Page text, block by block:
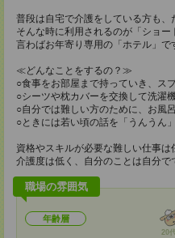
普段は自宅で介護をしている方も、
そんな時に利用されるのが「ショー
言わばお年寄り専用の「ホテル」で
≪どんなことをするの？≫
○食事をお部屋まで持っていき、ス
○シーツや枕カバーを交換して洗濯
○自分では難しい方のために、お風
○ときには若い頃の話を「うんうん
資格やスキルが必要な難しい仕事は
介護度は低く、自分のことは自分で
職場の雰囲気
年齢層
20